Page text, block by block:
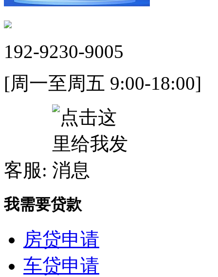
192-9230-9005
[周一至周五 9:00-18:00]
客服:
我需要贷款
房贷申请
车贷申请